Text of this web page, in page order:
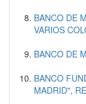
BANCO DE
VARIOS
BANCO DE
BANCO
MADRID",